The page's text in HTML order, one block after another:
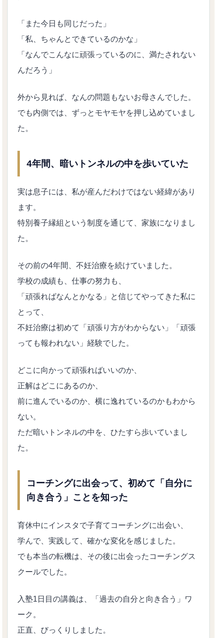
「また今日も同じだった」
「私、ちゃんとできているのかな」
「なんでこんなに頑張っているのに、満たされない
んだろう」
外から見れば、なんの問題もないお母さんでした。
でも内側では、ずっとモヤモヤを押し込めていまし
た。
4年間、暗いトンネルの中を歩いていた
実は息子には、私が産んだわけではない経緯があり
ます。
特別養子縁組という制度を通じて、家族になりまし
た。
その前の4年間、不妊治療を続けていました。
学校の成績も、仕事の努力も、
「頑張ればなんとかなる」と信じてやってきた私に
とって、
不妊治療は初めて「頑張り方がわからない」「頑張
っても報われない」経験でした。
どこに向かって頑張ればいいのか、
正解はどこにあるのか、
前に進んでいるのか、横に逸れているのかもわから
ない。
ただ暗いトンネルの中を、ひたすら歩いていまし
た。
コーチングに出会って、初めて「自分に
向き合う」ことを知った
育休中にインスタで子育てコーチングに出会い、
学んで、実践して、確かな変化を感じました。
でも本当の転機は、その後に出会ったコーチングス
クールでした。
入塾1日目の講義は、「過去の自分と向き合う」ワ
ーク。
正直、びっくりしました。